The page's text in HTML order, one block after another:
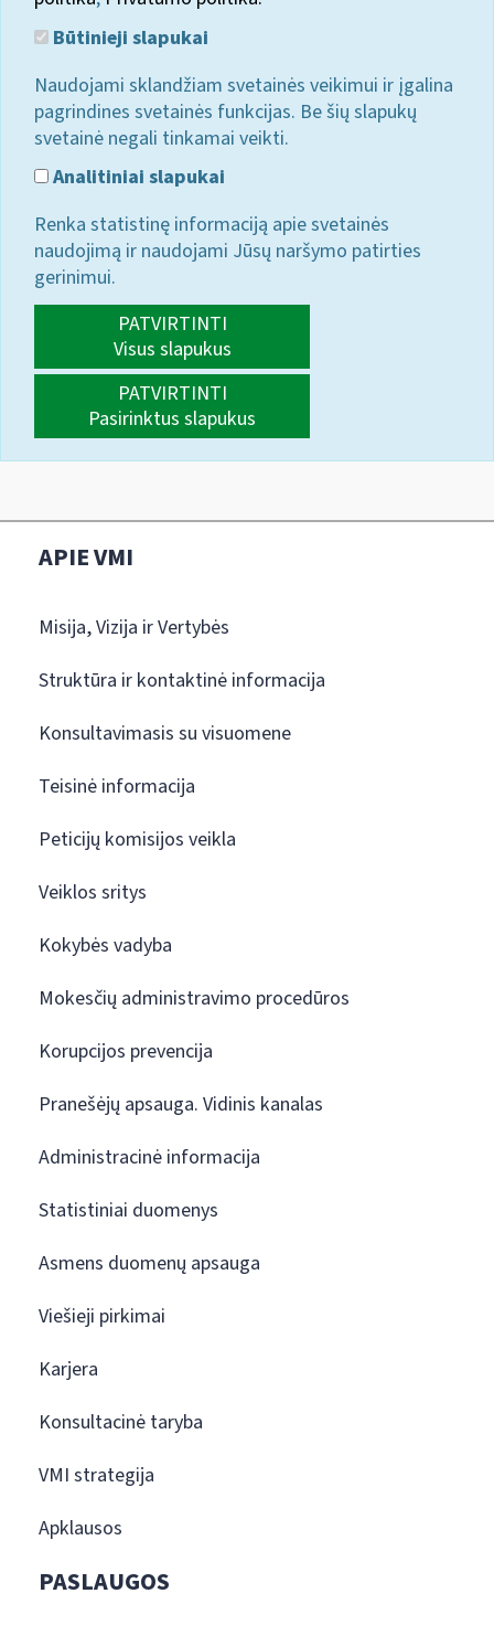
Būtinieji slapukai
Naudojami sklandžiam svetainės veikimui ir įgalina
pagrindines svetainės funkcijas. Be šių slapukų
svetainė negali tinkamai veikti.
Analitiniai slapukai
Renka statistinę informaciją apie svetainės
naudojimą ir naudojami Jūsų naršymo patirties
gerinimui.
PATVIRTINTI
Visus slapukus
PATVIRTINTI
Pasirinktus slapukus
APIE VMI
Misija, Vizija ir Vertybės
Struktūra ir kontaktinė informacija
Konsultavimasis su visuomene
Teisinė informacija
Peticijų komisijos veikla
Veiklos sritys
Kokybės vadyba
Mokesčių administravimo procedūros
Korupcijos prevencija
Pranešėjų apsauga. Vidinis kanalas
Administracinė informacija
Statistiniai duomenys
Asmens duomenų apsauga
Viešieji pirkimai
Karjera
Konsultacinė taryba
VMI strategija
Apklausos
PASLAUGOS